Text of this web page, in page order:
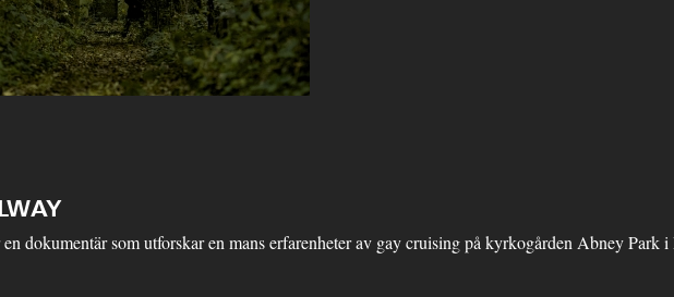
dokumentär som utforskar en mans erfarenheter av gay cruising på kyrkogården Abney Park